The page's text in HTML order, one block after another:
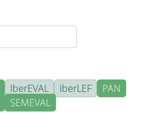
IberEVAL IberLEF
PAN
SEMEVAL